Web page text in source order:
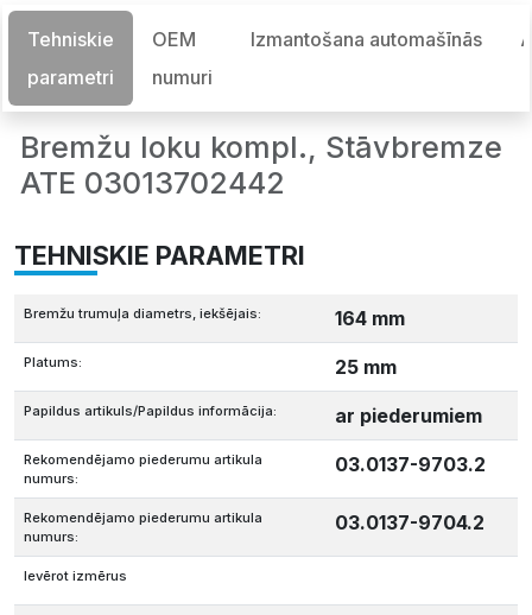
Tehniskie
parametri
OEM
numuri
Izmantošana automašīnās
Bremžu loku kompl., Stāvbremze
ATE 03013702442
TEHNISKIE PARAMETRI
Bremžu trumuļa diametrs, iekšējais: 164 mm
Platums: 25 mm
Papildus artikuls/Papildus informācija: ar piederumiem
Rekomendējamo piederumu artikula
numurs:
03.0137-9703.2
Rekomendējamo piederumu artikula
numurs:
03.0137-9704.2
Ievērot izmērus